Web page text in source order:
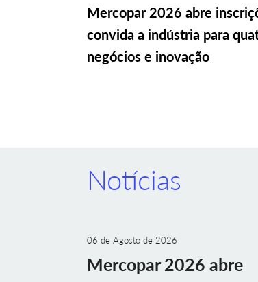
Mercopar 2026 abre
convida a indústria para
negócios e inovação
Notícias
06 de Agosto de 2026
Mercopar 2026 abre